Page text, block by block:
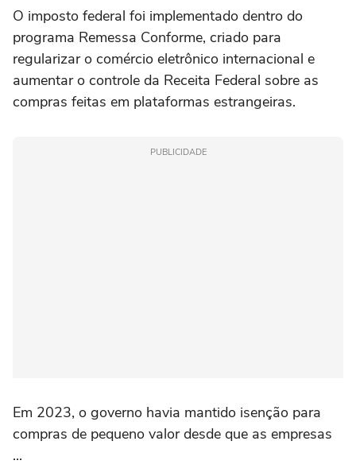
O imposto federal foi implementado dentro do
programa Remessa Conforme, criado para
regularizar o comércio eletrônico internacional e
aumentar o controle da Receita Federal sobre as
compras feitas em plataformas estrangeiras.
PUBLICIDADE
Em 2023, o governo havia mantido isenção para
compras de pequeno valor desde que as empresas
...